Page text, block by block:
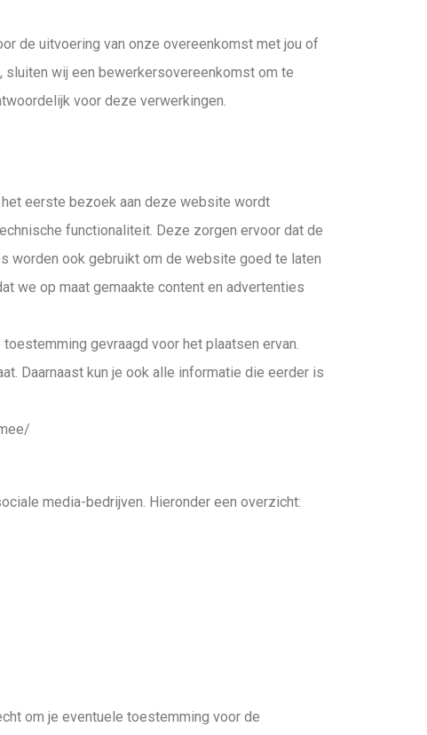
de uitvoering van onze overeenkomst met jou of
wij een bewerkersovereenkomst om te
voor deze verwerkingen.
eerste bezoek aan deze website wordt
functionaliteit. Deze zorgen ervoor dat de
worden ook gebruikt om de website goed te laten
we op maat gemaakte content en advertenties
gevraagd voor het plaatsen ervan.
Daarnaast kun je ook alle informatie die eerder is
media-bedrijven. Hieronder een overzicht:
om je eventuele toestemming voor de